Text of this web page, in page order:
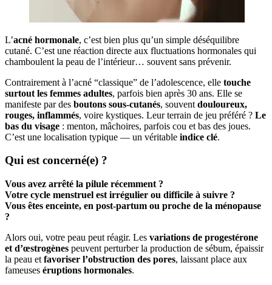
L’acné hormonale, c’est bien plus qu’un simple déséquilibre
cutané. C’est une réaction directe aux fluctuations hormonales qui
chamboulent la peau de l’intérieur… souvent sans prévenir.
Contrairement à l’acné “classique” de l’adolescence, elle touche
surtout les femmes adultes, parfois bien après 30 ans. Elle se
manifeste par des boutons sous-cutanés, souvent douloureux,
rouges, inflammés, voire kystiques. Leur terrain de jeu préféré ? Le
bas du visage : menton, mâchoires, parfois cou et bas des joues.
C’est une localisation typique — un véritable indice clé.
Qui est concerné(e) ?
Vous avez arrêté la pilule récemment ?
Votre cycle menstruel est irrégulier ou difficile à suivre ?
Vous êtes enceinte, en post-partum ou proche de la ménopause
?
Alors oui, votre peau peut réagir. Les variations de progestérone
et d’œstrogènes peuvent perturber la production de sébum, épaissir
la peau et favoriser l’obstruction des pores, laissant place aux
fameuses éruptions hormonales.